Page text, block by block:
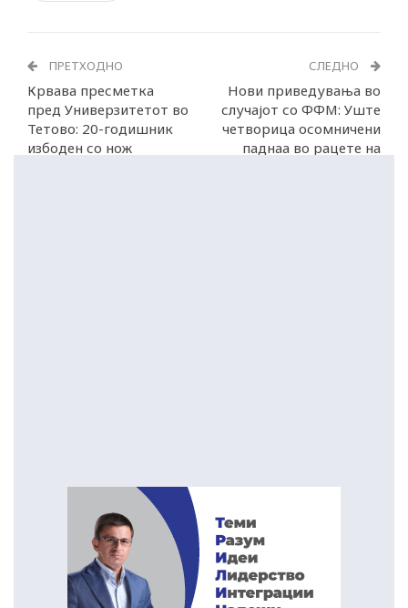
ПРЕТХОДНО
Крвава пресметка
пред Универзитетот во
Тетово: 20-годишник
избоден со нож
СЛЕДНО
Нови приведувања во
случајот со ФФМ: Уште
четворица осомничени
паднаа во рацете на